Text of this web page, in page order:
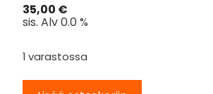
35,00 €
sis. Alv 0.0 %
1 varastossa